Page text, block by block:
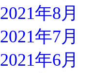
2021年8月
2021年7月
2021年6月